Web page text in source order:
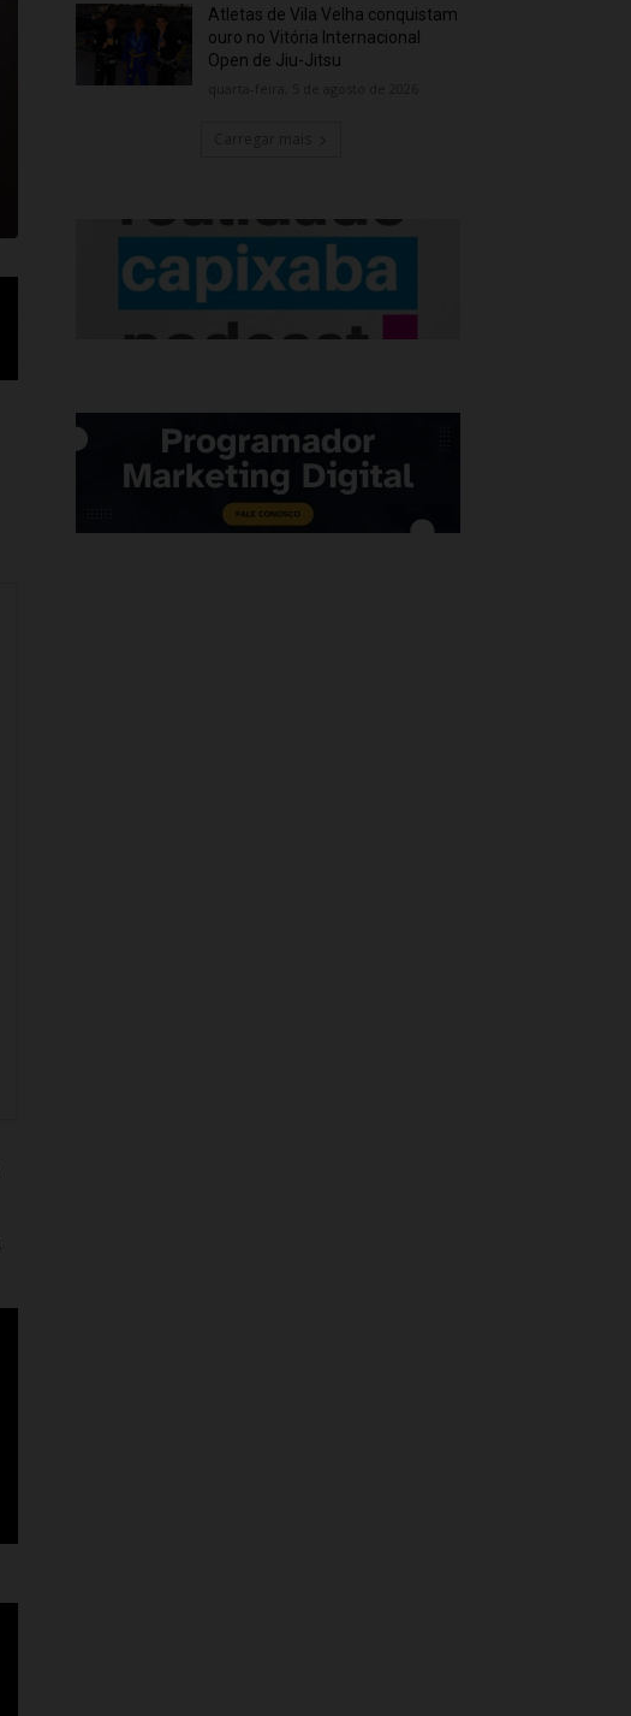
Atletas de Vila Velha conquistam
ouro no Vitória Internacional
Open de Jiu-Jitsu